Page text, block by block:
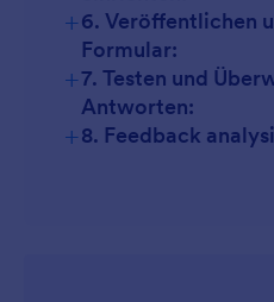
+6. Veröffentlichen
Formular:
+7. Testen und
Antworten:
+8. Feedback